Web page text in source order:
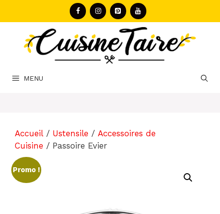
MENU
Accueil / Ustensile / Accessoires de
Cuisine / Passoire Evier
Promo !